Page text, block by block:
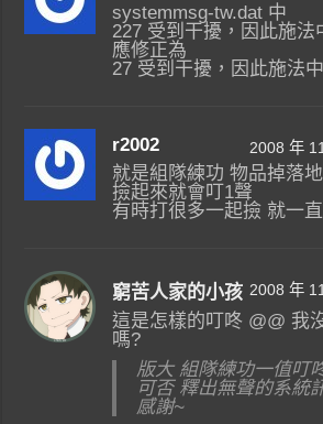
systemmsg-tw.dat 中
227 受到干擾，因此施法
應修正為
27 受到干擾，因此施法中
r2002 2008 年
就是組隊練功 物品掉落
撿起來就會叮1聲
有時打很多一起撿 就一
窮苦人家的小孩 2008 年
這是怎樣的叮咚 @@ 我
嗎?
版大 組隊練功一值叮
可否 釋出無聲的系統
感謝~